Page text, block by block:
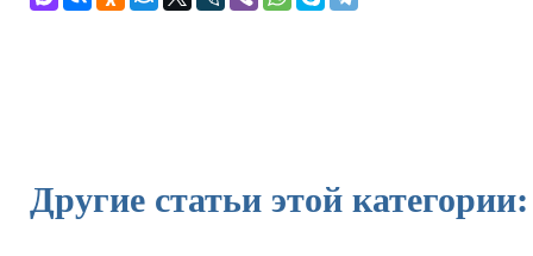
Другие статьи этой категории: